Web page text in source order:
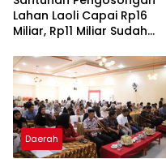
Lahan Laoli Capai Rp16
Miliar, Rp11 Miliar Sudah
Daerah